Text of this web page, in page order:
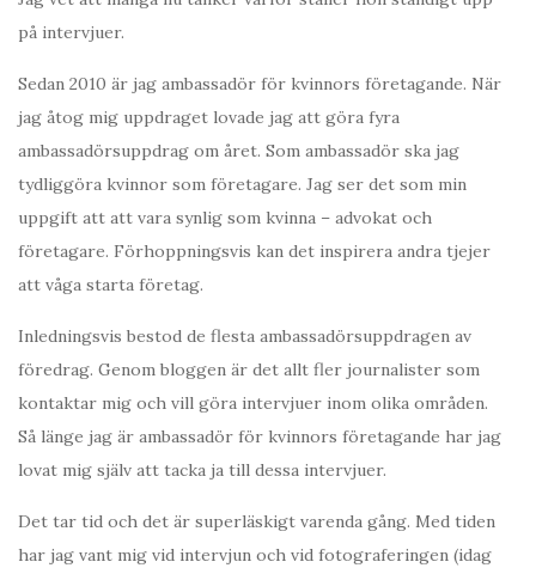
på intervjuer.
Sedan 2010 är jag ambassadör för kvinnors företagande. När
jag åtog mig uppdraget lovade jag att göra fyra
ambassadörsuppdrag om året. Som ambassadör ska jag
tydliggöra kvinnor som företagare. Jag ser det som min
uppgift att att vara synlig som kvinna – advokat och
företagare. Förhoppningsvis kan det inspirera andra tjejer
att våga starta företag.
Inledningsvis bestod de flesta ambassadörsuppdragen av
föredrag. Genom bloggen är det allt fler journalister som
kontaktar mig och vill göra intervjuer inom olika områden.
Så länge jag är ambassadör för kvinnors företagande har jag
lovat mig själv att tacka ja till dessa intervjuer.
Det tar tid och det är superläskigt varenda gång. Med tiden
har jag vant mig vid intervjun och vid fotograferingen (idag